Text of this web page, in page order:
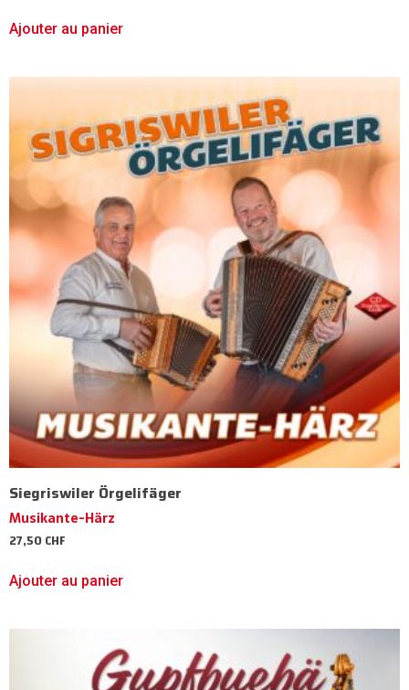
Ajouter au panier
Siegriswiler Örgelifäger
Musikante-Härz
27,50CHF
Ajouter au panier